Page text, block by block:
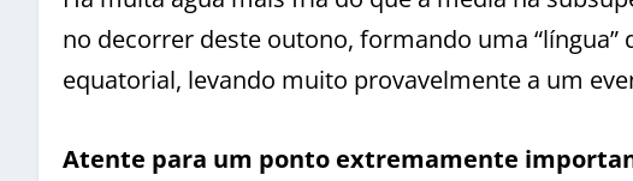
no decorrer deste outono, formando uma
equatorial, levando muito provavelmente a um
Atente para um ponto extremamente